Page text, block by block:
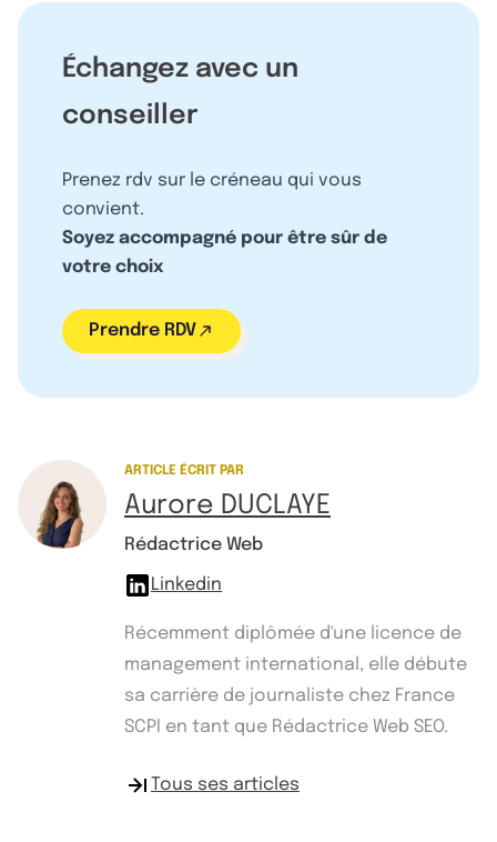
Échangez avec un
conseiller
Prenez rdv sur le créneau qui vous
convient.
Soyez accompagné pour être sûr de
votre choix
Prendre RDV
ARTICLE ÉCRIT PAR
Aurore DUCLAYE
Rédactrice Web
Linkedin
Récemment diplômée d'une licence de
management international, elle débute
sa carrière de journaliste chez France
SCPI en tant que Rédactrice Web SEO.
Tous ses articles